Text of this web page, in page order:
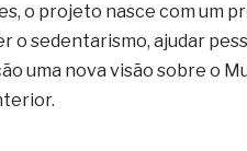
o projeto nasce com um
o sedentarismo, ajudar
uma nova visão sobre o